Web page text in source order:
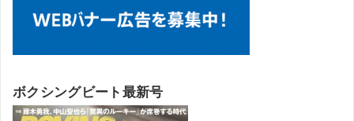
ボクシングビート最新号